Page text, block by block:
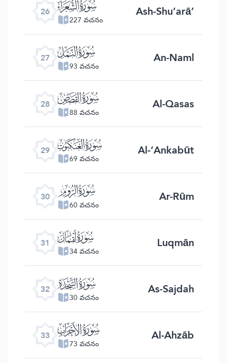
26 ﮦ
227 వచనం Ash-Shu‘arā’
27 ﮧ
93 వచనం An-Naml
28 ﮨ
88 వచనం Al-Qasas
29 ﮩ
69 వచనం Al-‘Ankabūt
30 ﮪ
60 వచనం Ar-Rūm
31 ﮫ
34 వచనం Luqmān
32 ﮬ
30 వచనం As-Sajdah
33 ﮭ
73 వచనం Al-Ahzāb